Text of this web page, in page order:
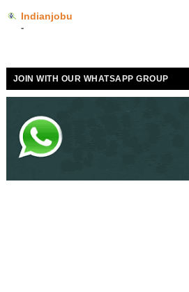
Indianjobu
-
JOIN WITH OUR WHATSAPP GROUP